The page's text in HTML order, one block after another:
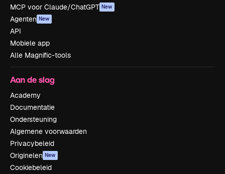
MCP voor Claude/ChatGPT New
Agenten New
API
Mobiele app
Alle Magnific-tools
Aan de slag
Academy
Documentatie
Ondersteuning
Algemene voorwaarden
Privacybeleid
Originelen New
Cookiebeleid